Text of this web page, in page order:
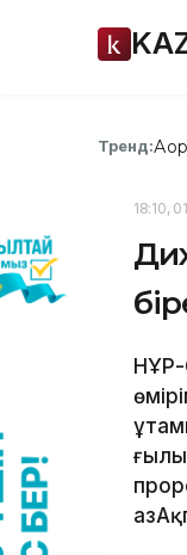
Тренд:
18:10,
НҰР-